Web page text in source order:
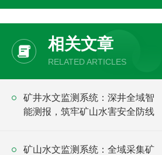
相关文章
RELATED ARTICLES
矿井水文监测系统：深井全域智
能测报，筑牢矿山水害安全防线
矿山水文监测系统：全域采集矿